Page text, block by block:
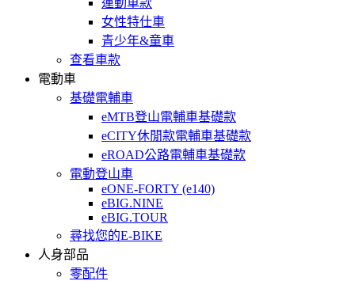
運動車款
女性特仕車
青少年&童車
查看車款
電動車
基礎電輔車
eMTB登山電輔車基礎款
eCITY休閒款電輔車基礎款
eROAD公路電輔車基礎款
電動登山車
eONE-FORTY (e140)
eBIG.NINE
eBIG.TOUR
尋找您的E-BIKE
人身部品
零配件